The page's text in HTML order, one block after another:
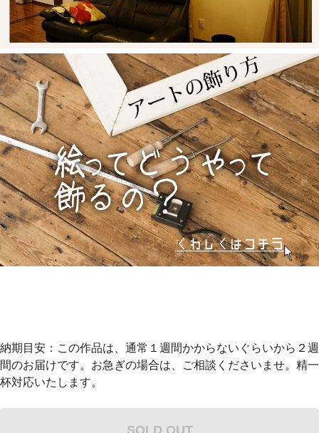
納期目安：この作品は、通常１週間かからないぐらいから２週
間のお届けです。お急ぎの場合は、ご相談くださいませ。精一
杯対応いたします。
SOLD OUT